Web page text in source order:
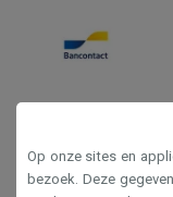
Op onze sites en
bezoek. Deze